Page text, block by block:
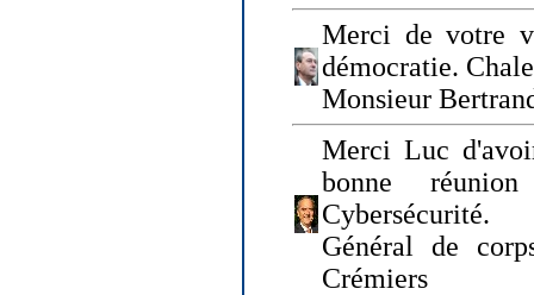
Merci de votre
démocratie.
Monsieur
Merci Luc
bonne
Cybersécurité.
Général de
Crémiers